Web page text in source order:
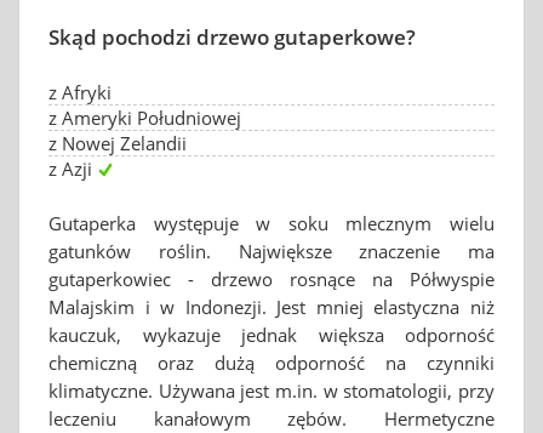
Skąd pochodzi drzewo gutaperkowe?
z Afryki
z Ameryki Południowej
z Nowej Zelandii
z Azji
Gutaperka występuje w soku mlecznym wielu
gatunków roślin. Największe znaczenie ma
gutaperkowiec - drzewo rosnące na Półwyspie
Malajskim i w Indonezji. Jest mniej elastyczna niż
kauczuk, wykazuje jednak większa odporność
chemiczną oraz dużą odporność na czynniki
klimatyczne. Używana jest m.in. w stomatologii, przy
leczeniu kanałowym zębów. Hermetyczne